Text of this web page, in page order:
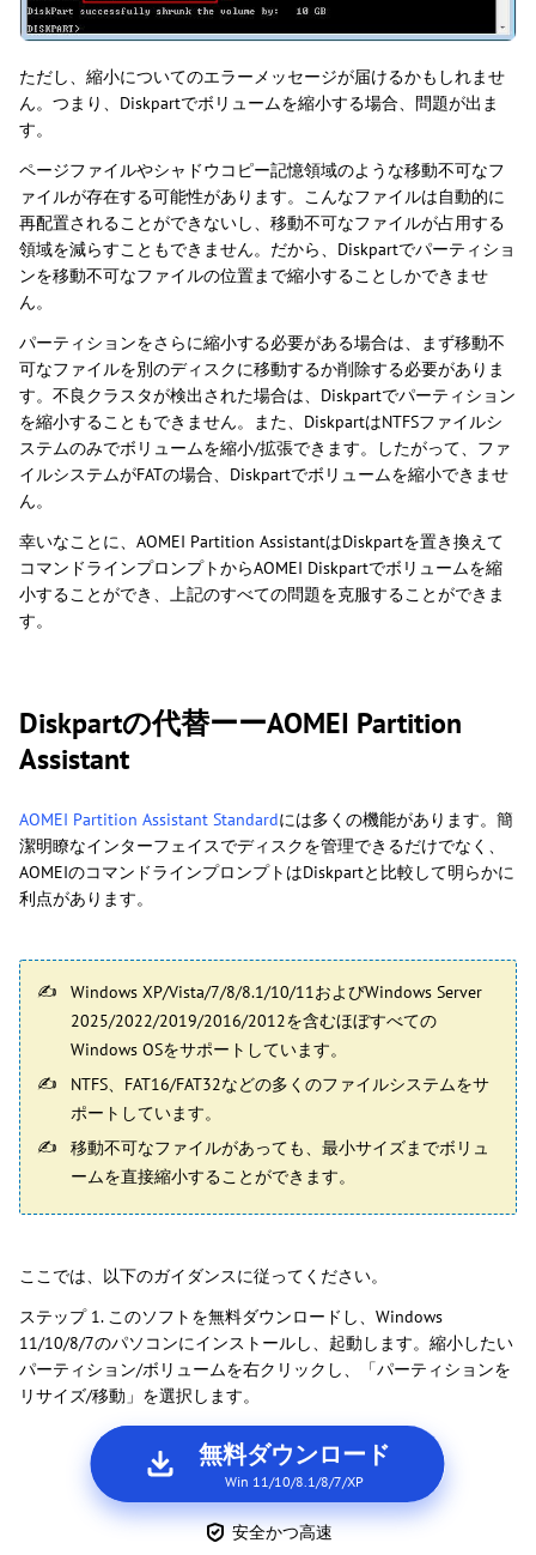
ただし、縮小についてのエラーメッセージが届けるかもしれませ
ん。つまり、Diskpartでボリュームを縮小する場合、問題が出ま
す。
ページファイルやシャドウコピー記憶領域のような移動不可なフ
ァイルが存在する可能性があります。こんなファイルは自動的に
再配置されることができないし、移動不可なファイルが占用する
領域を減らすこともできません。だから、Diskpartでパーティショ
ンを移動不可なファイルの位置まで縮小することしかできませ
ん。
パーティションをさらに縮小する必要がある場合は、まず移動不
可なファイルを別のディスクに移動するか削除する必要がありま
す。不良クラスタが検出された場合は、Diskpartでパーティション
を縮小することもできません。また、DiskpartはNTFSファイルシ
ステムのみでボリュームを縮小/拡張できます。したがって、ファ
イルシステムがFATの場合、Diskpartでボリュームを縮小できませ
ん。
幸いなことに、AOMEI Partition AssistantはDiskpartを置き換えて
コマンドラインプロンプトからAOMEI Diskpartでボリュームを縮
小することができ、上記のすべての問題を克服することができま
す。
Diskpartの代替ーーAOMEI Partition
Assistant
AOMEI Partition Assistant Standardには多くの機能があります。簡
潔明瞭なインターフェイスでディスクを管理できるだけでなく、
AOMEIのコマンドラインプロンプトはDiskpartと比較して明らかに
利点があります。
Windows XP/Vista/7/8/8.1/10/11およびWindows Server
2025/2022/2019/2016/2012を含むほぼすべての
Windows OSをサポートしています。
NTFS、FAT16/FAT32などの多くのファイルシステムをサ
ポートしています。
移動不可なファイルがあっても、最小サイズまでボリュ
ームを直接縮小することができます。
ここでは、以下のガイダンスに従ってください。
ステップ 1. このソフトを無料ダウンロードし、Windows
11/10/8/7のパソコンにインストールし、起動します。縮小したい
パーティション/ボリュームを右クリックし、「パーティションを
リサイズ/移動」を選択します。
無料ダウンロード
Win 11/10/8.1/8/7/XP
安全かつ高速